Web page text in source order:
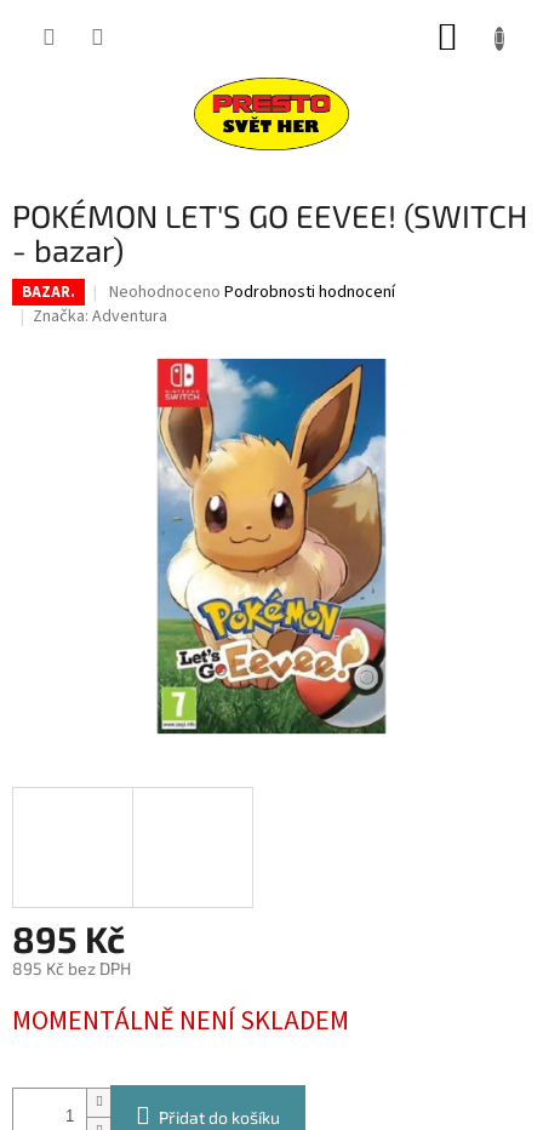
POKÉMON LET'S GO EEVEE! (SWITCH
- bazar)
BAZAR.
Průměrné
hodnocení
hvězdiček.
Neohodnoceno Podrobnosti hodnocení
Značka: Adventura
895 Kč
895 Kč bez DPH
cena:
MOMENTÁLNĚ NENÍ SKLADEM
Přidat do košíku